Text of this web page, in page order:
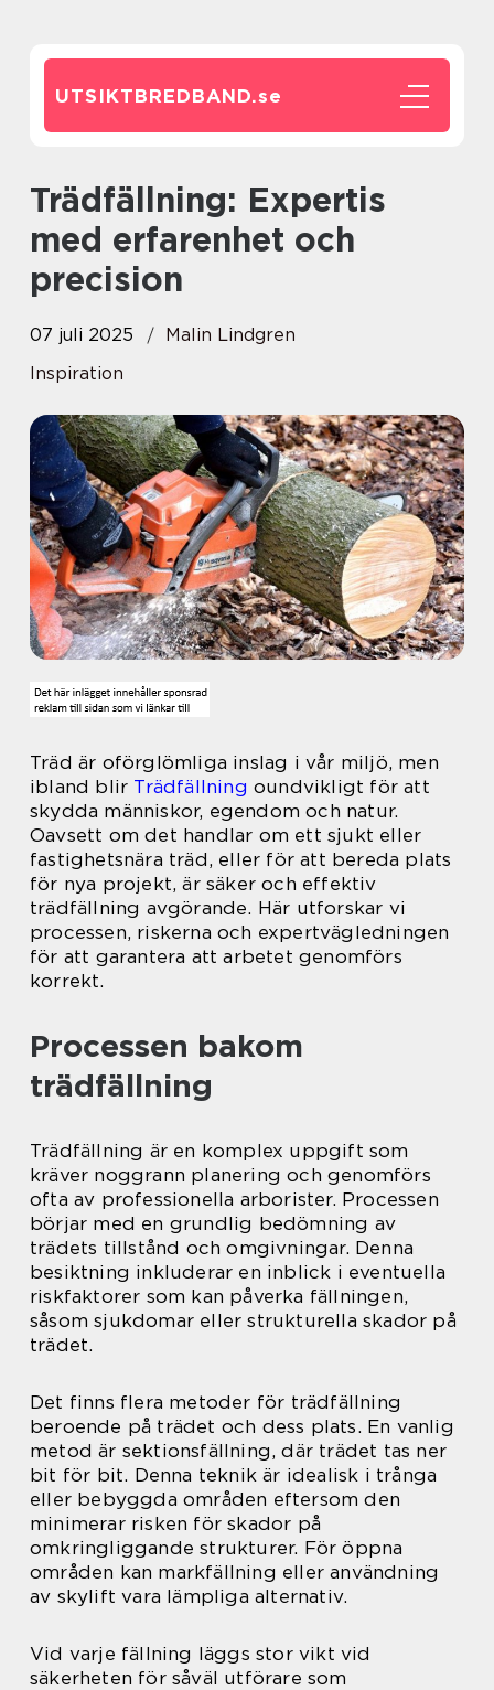
UTSIKTBREDBAND.se
Trädfällning: Expertis
med erfarenhet och
precision
07 juli 2025
Malin Lindgren
Inspiration
Träd är oförglömliga inslag i vår miljö, men
ibland blir Trädfällning oundvikligt för att
skydda människor, egendom och natur.
Oavsett om det handlar om ett sjukt eller
fastighetsnära träd, eller för att bereda plats
för nya projekt, är säker och effektiv
trädfällning avgörande. Här utforskar vi
processen, riskerna och expertvägledningen
för att garantera att arbetet genomförs
korrekt.
Processen bakom
trädfällning
Trädfällning är en komplex uppgift som
kräver noggrann planering och genomförs
ofta av professionella arborister. Processen
börjar med en grundlig bedömning av
trädets tillstånd och omgivningar. Denna
besiktning inkluderar en inblick i eventuella
riskfaktorer som kan påverka fällningen,
såsom sjukdomar eller strukturella skador på
trädet.
Det finns flera metoder för trädfällning
beroende på trädet och dess plats. En vanlig
metod är sektionsfällning, där trädet tas ner
bit för bit. Denna teknik är idealisk i trånga
eller bebyggda områden eftersom den
minimerar risken för skador på
omkringliggande strukturer. För öppna
områden kan markfällning eller användning
av skylift vara lämpliga alternativ.
Vid varje fällning läggs stor vikt vid
säkerheten för såväl utförare som